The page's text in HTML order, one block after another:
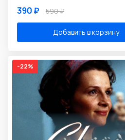
390 ₽ 590 ₽
Добавить в корзину
-22%